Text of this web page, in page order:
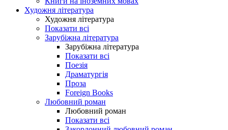
Художня література
Художня література
Показати всі
Зарубіжна література
Зарубіжна література
Показати всі
Поезія
Драматургія
Проза
Foreign Books
Любовний роман
Любовний роман
Показати всі